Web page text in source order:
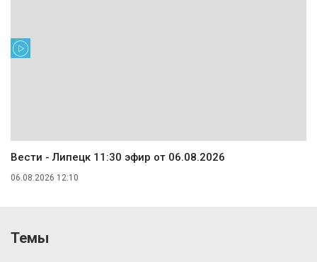
Вести - Липецк 11:30 эфир от 06.08.2026
06.08.2026 12:10
Темы